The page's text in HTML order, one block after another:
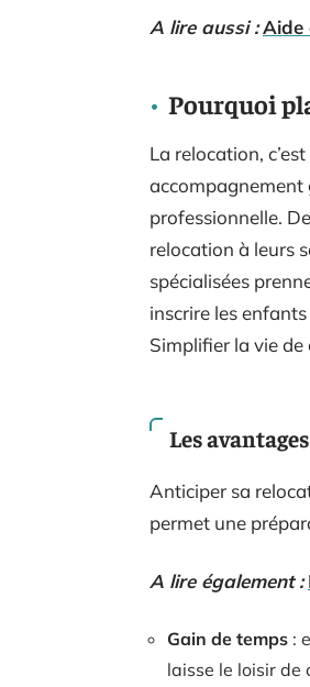
A lire aussi :Aide
Pourquoi
La relocation,
accompagnement
professionnelle.
relocation à leurs
spécialisées
inscrire les
Simplifier la vie
Les
Anticiper sa
permet une
A lire également :
Gain de temps :
laisse le loisir de